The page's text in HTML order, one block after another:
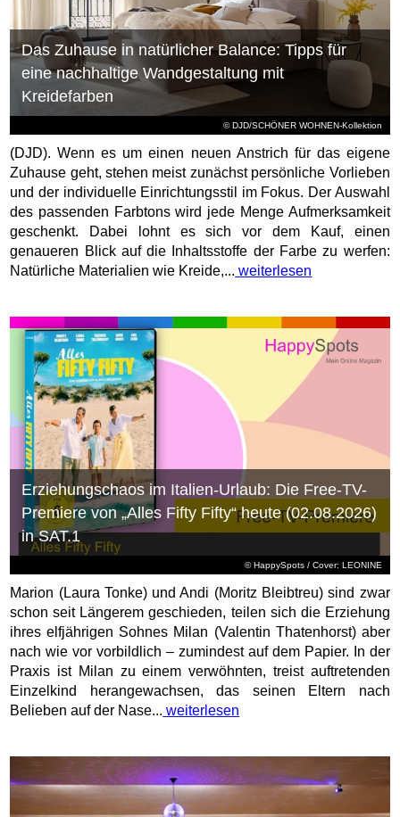
© DJD/SCHÖNER WOHNEN-Kollektion
Das Zuhause in natürlicher Balance: Tipps für
eine nachhaltige Wandgestaltung mit
Kreidefarben
(DJD). Wenn es um einen neuen Anstrich für das eigene
Zuhause geht, stehen meist zunächst persönliche Vorlieben
und der individuelle Einrichtungsstil im Fokus. Der Auswahl
des passenden Farbtons wird jede Menge Aufmerksamkeit
geschenkt. Dabei lohnt es sich vor dem Kauf, einen
genaueren Blick auf die Inhaltsstoffe der Farbe zu werfen:
Natürliche Materialien wie Kreide,... weiterlesen
© HappySpots / Cover: LEONINE
Erziehungschaos im Italien-Urlaub: Die Free-TV-
Premiere von „Alles Fifty Fifty“ heute (02.08.2026)
in SAT.1
Marion (Laura Tonke) und Andi (Moritz Bleibtreu) sind zwar
schon seit Längerem geschieden, teilen sich die Erziehung
ihres elfjährigen Sohnes Milan (Valentin Thatenhorst) aber
nach wie vor vorbildlich – zumindest auf dem Papier. In der
Praxis ist Milan zu einem verwöhnten, treist auftretenden
Einzelkind herangewachsen, das seinen Eltern nach
Belieben auf der Nase... weiterlesen